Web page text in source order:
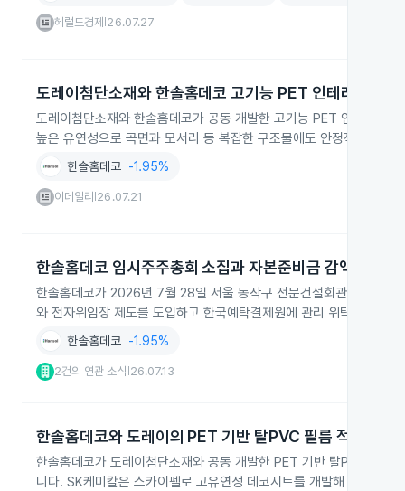
헤럴드경제 26.07.27
도레이첨단소재와 한솔홈데코 고기능 PET 인테리어필름
도레이첨단소재와 한솔홈데코가 공동 개발한 고기능 PET 인테리어
높은 유연성으로 곡면과 모서리 등 복잡한 구조물에도 안정적으로 붙
한솔홈데코 -1.95%
이데일리 26.07.21
한솔홈데코 임시주주총회 소집과 자본준비금 감액 안건
한솔홈데코가 2026년 7월 28일 서울 동작구 전문건설회관에서 임시
와 전자위임장 제도를 도입하고 한국예탁결제원에 관리 위탁했습니다.
한솔홈데코 -1.95%
2건의 연관 소식 26.07.13
한솔홈데코와 도레이의 PET 기반 탈PVC 필름 적용 확대
한솔홈데코가 도레이첨단소재와 공동 개발한 PET 기반 탈PVC 인테
니다. SK케미칼은 스카이펠로 고유연성 데코시트를 개발해 곡면 적용